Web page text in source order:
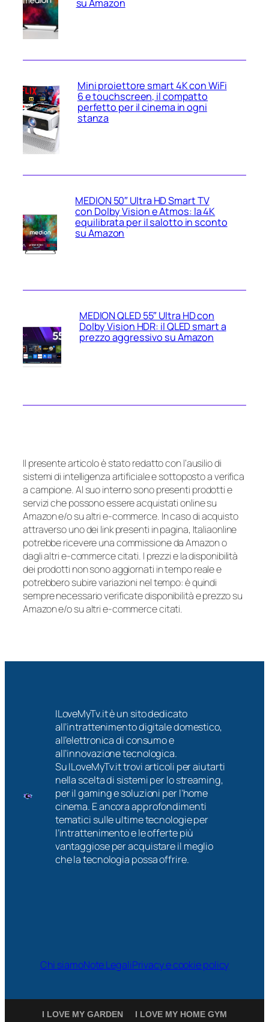
su Amazon
Mini proiettore smart 4K con WiFi
6 e touchscreen, il compatto
perfetto per il cinema in ogni
stanza
MEDION 50″ Ultra HD Smart TV
con Dolby Vision e Atmos: la 4K
equilibrata per il salotto in sconto
su Amazon
MEDION QLED 55″ Ultra HD con
Dolby Vision HDR: il QLED smart a
prezzo aggressivo su Amazon
Il presente articolo è stato redatto con l’ausilio di
sistemi di intelligenza artificiale e sottoposto a verifica
a campione. Al suo interno sono presenti prodotti e
servizi che possono essere acquistati online su
Amazon e/o su altri e-commerce. In caso di acquisto
attraverso uno dei link presenti in pagina, Italiaonline
potrebbe ricevere una commissione da Amazon o
dagli altri e-commerce citati. I prezzi e la disponibilità
dei prodotti non sono aggiornati in tempo reale e
potrebbero subire variazioni nel tempo: è quindi
sempre necessario verificate disponibilità e prezzo su
Amazon e/o su altri e-commerce citati.
ILoveMyTv.it è un sito dedicato
all’intrattenimento digitale domestico,
all’elettronica di consumo e
all’innovazione tecnologica.
Su ILoveMyTv.it trovi articoli per aiutarti
nella scelta di sistemi per lo streaming,
per il gaming e soluzioni per l’home
cinema. E ancora approfondimenti
tematici sulle ultime tecnologie per
l’intrattenimento e le offerte più
vantaggiose per acquistare il meglio
che la tecnologia possa offrire.
Chi siamoNote LegaliPrivacy e cookie policy
I LOVE MY GARDEN
I LOVE MY HOME GYM